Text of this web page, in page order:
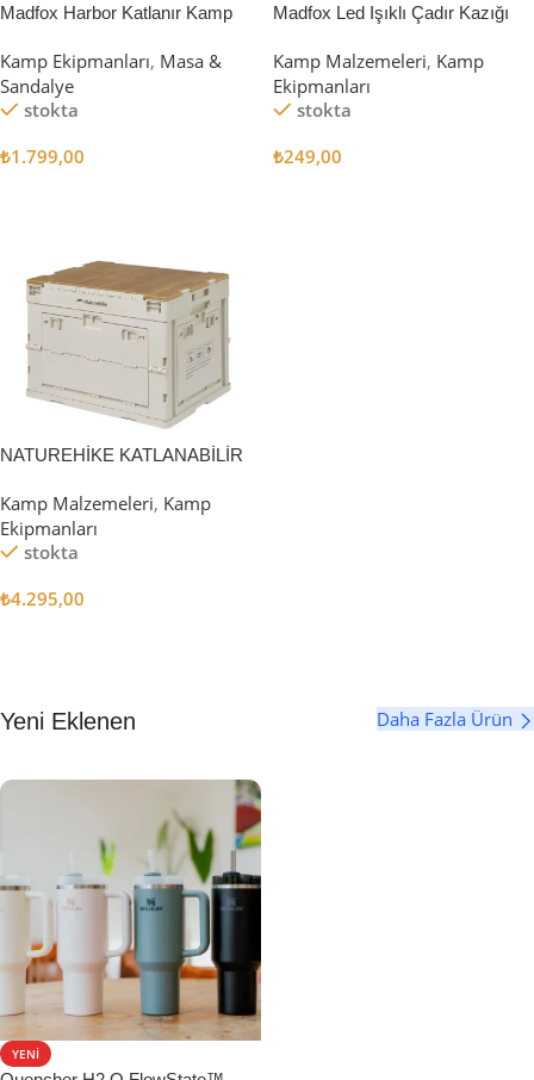
Madfox Harbor Katlanır Kamp
Kamp Ekipmanları, Masa &
Sandalye
stokta
₺1.799,00
Madfox Led Işıklı Çadır Kazığı
Kamp Malzemeleri, Kamp
Ekipmanları
stokta
₺249,00
NATUREHİKE KATLANABİLİR
Kamp Malzemeleri, Kamp
Ekipmanları
stokta
₺4.295,00
Yeni Eklenen Daha Fazla Ürün
YENI